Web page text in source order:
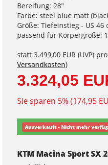
Bereifung: 28"
Farbe: steel blue matt
Größe: Tiefeinstieg - US 46
passend für Körpergröße:
statt 3.499,00 EUR (UVP)
Versandkosten)
3.324,05
Sie sparen 5% (174,95
Ausverkauft - Nicht mehr
KTM Macina Sport SX